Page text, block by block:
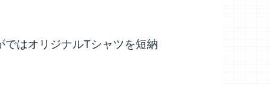
はオリジナルTシャツを短納